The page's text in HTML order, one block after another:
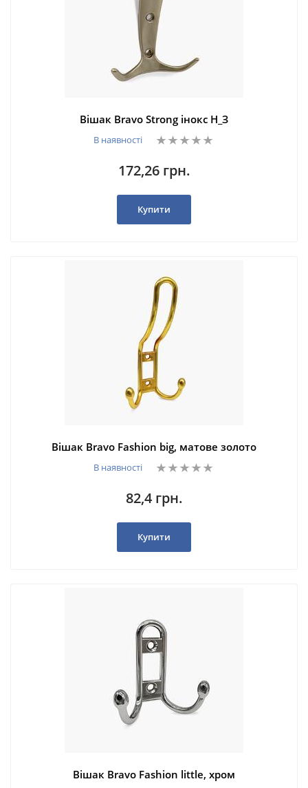
Вішак Bravo Strong інокс Н_З
В наявності
172,26 грн.
Купити
Вішак Bravo Fashion big, матове золото
В наявності
82,4 грн.
Купити
Вішак Bravo Fashion little, хром